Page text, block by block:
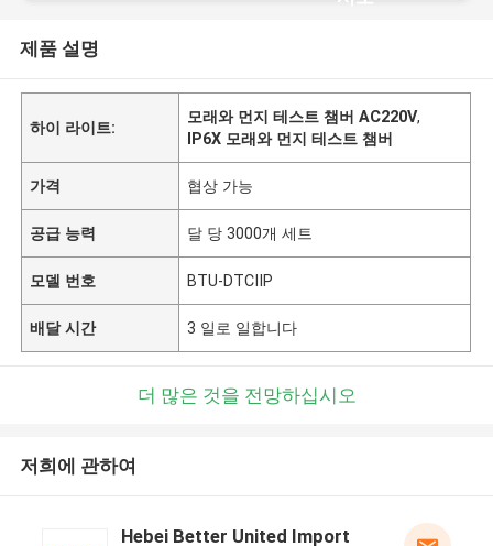
제품 설명
하이 라이트:
모래와 먼지 테스트 챔버 AC220V,
IP6X 모래와 먼지 테스트 챔버
가격 협상 가능
공급 능력 달 당 3000개 세트
모델 번호 BTU-DTCIIP
배달 시간 3 일로 일합니다
더 많은 것을 전망하십시오
저희에 관하여
Hebei Better United Import